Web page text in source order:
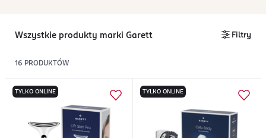
Wszystkie produkty marki Garett Filtry
16 PRODUKTÓW
TYLKO ONLINE TYLKO ONLINE